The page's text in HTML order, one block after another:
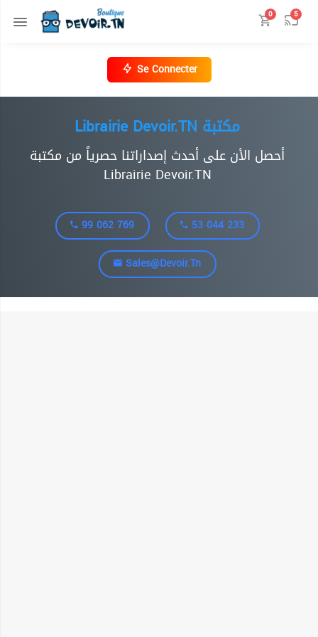
0 5
Se Connecter
Librairie Devoir.TN مكتبة
أحصل الأن على أحدث إصداراتنا حصرياً من مكتبة
Librairie Devoir.TN
99 062 769
53 044 233
Sales@devoir.tn